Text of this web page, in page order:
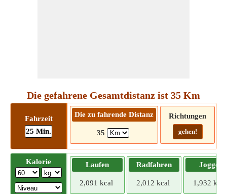
Die gefahrene Gesamtdistanz ist 35 Km
Fahrzeit
25 Min.
Die zu fahrende Distanz
35
Richtungen
gehen!
Kalorie Laufen
2,091 kcal
Radfahren
2,012 kcal
Joggen
1,932 kcal